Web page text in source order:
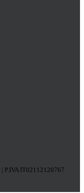
| P.IVA IT02112120767